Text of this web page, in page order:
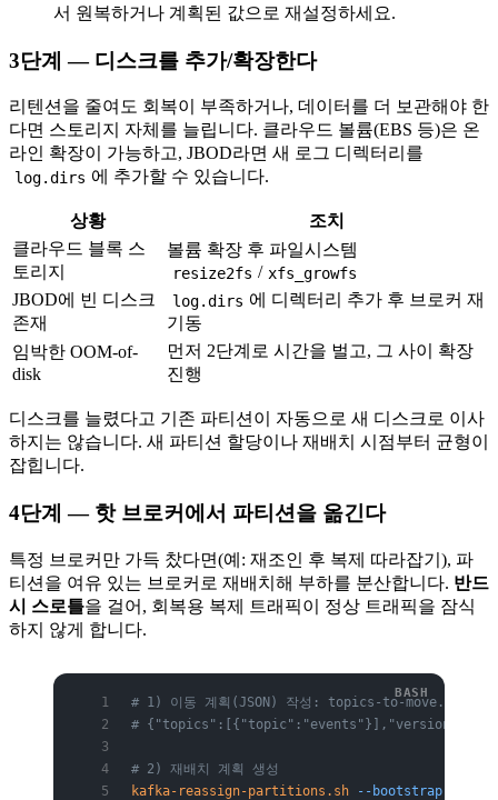
서 원복하거나 계획된 값으로 재설정하세요.
3단계 — 디스크를 추가/확장한다
리텐션을 줄여도 회복이 부족하거나, 데이터를 더 보관해야 한
다면 스토리지 자체를 늘립니다. 클라우드 볼륨(EBS 등)은 온
라인 확장이 가능하고, JBOD라면 새 로그 디렉터리를
log.dirs 에 추가할 수 있습니다.
상황
조치
클라우드 블록 스
토리지
볼륨 확장 후 파일시스템
resize2fs / xfs_growfs
JBOD에 빈 디스크
존재
log.dirs 에 디렉터리 추가 후 브로커 재
기동
임박한 OOM-of-
disk
먼저 2단계로 시간을 벌고, 그 사이 확장
진행
디스크를 늘렸다고 기존 파티션이 자동으로 새 디스크로 이사
하지는 않습니다. 새 파티션 할당이나 재배치 시점부터 균형이
잡힙니다.
4단계 — 핫 브로커에서 파티션을 옮긴다
특정 브로커만 가득 찼다면(예: 재조인 후 복제 따라잡기), 파
티션을 여유 있는 브로커로 재배치해 부하를 분산합니다. 반드
시 스로틀을 걸어, 회복용 복제 트래픽이 정상 트래픽을 잠식
하지 않게 합니다.
# 1) 이동 계획(JSON) 작성: topics-to-move.json
# {"topics":[{"topic":"events"}],"version":1}
# 2) 재배치 계획 생성
kafka-reassign-partitions.sh --bootstrap-server